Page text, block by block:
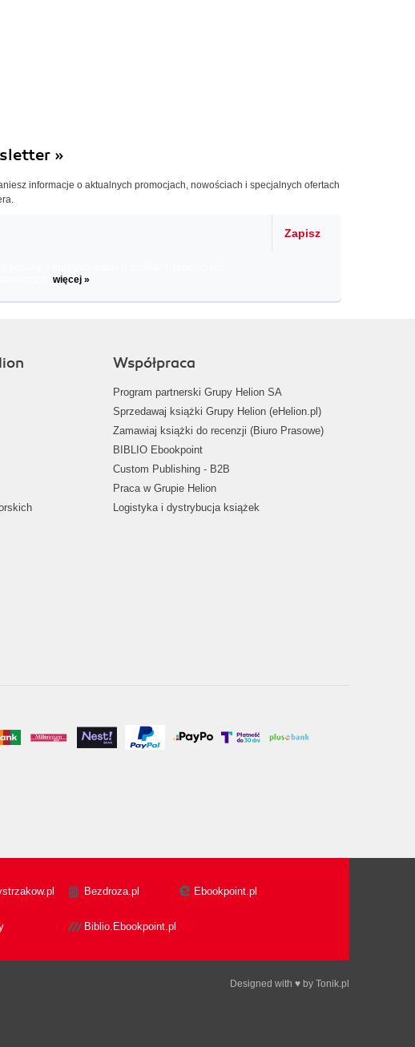
»
informacje o aktualnych promocjach, nowościach i specjalnych ofertach
Zapisz
więcej »
Współpraca
Program partnerski Grupy Helion SA
Sprzedawaj książki Grupy Helion (eHelion.pl)
Zamawiaj książki do recenzji (Biuro Prasowe)
BIBLIO Ebookpoint
Custom Publishing - B2B
Praca w Grupie Helion
Logistyka i dystrybucja książek
Bezdroza.pl Ebookpoint.pl
Biblio.Ebookpoint.pl
Designed with ♥ by Tonik.pl